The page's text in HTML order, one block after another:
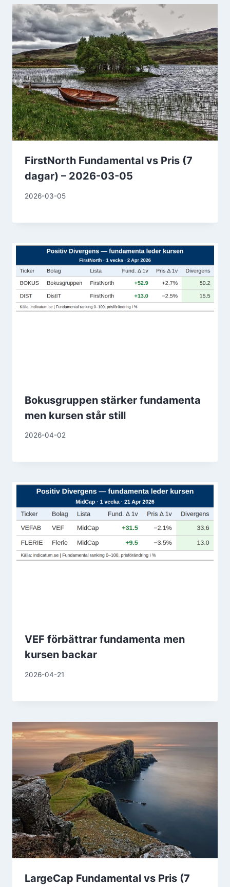
FirstNorth Fundamental vs Pris (7
dagar) – 2026-03-05
2026-03-05
Bokusgruppen stärker fundamenta
men kursen står still
2026-04-02
VEF förbättrar fundamenta men
kursen backar
2026-04-21
LargeCap Fundamental vs Pris (7